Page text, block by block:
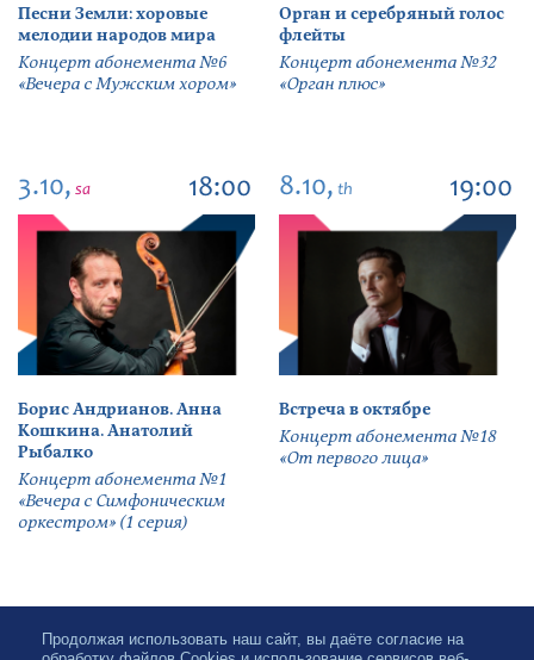
Песни Земли: хоровые
мелодии народов мира
Концерт абонемента №6
«Вечера с Мужским хором»
Орган и серебряный голос
флейты
Концерт абонемента №32
«Орган плюс»
3.10, sa 18:00
Борис Андрианов. Анна
Кошкина. Анатолий
Рыбалко
Концерт абонемента №1
«Вечера с Симфоническим
оркестром» (1 серия)
8.10, th 19:00
Встреча в октябре
Концерт абонемента №18
«От первого лица»
Продолжая использовать наш сайт, вы даёте согласие на